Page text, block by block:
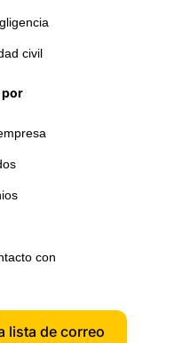
civil
por
con
lista de correo